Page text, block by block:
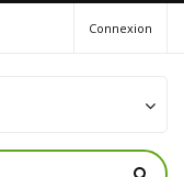
Connexion